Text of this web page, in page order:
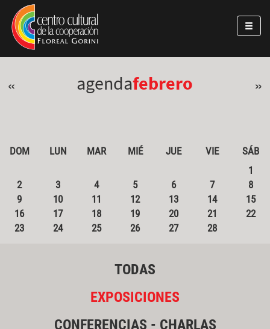
Pasar al contenido principal
Jump to main content
« agendafebrero »
DOM LUN MAR MIÉ JUE VIE
SÁB
1
2
3 4 5 6 7
8
9
10 11 12 13 14
15
16
17 18 19 20 21
22
23
24 25 26 27 28
TODAS
EXPOSICIONES
CONFERENCIAS - CHARLAS